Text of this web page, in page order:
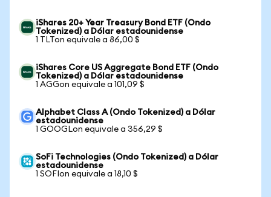
iShares 20+ Year Treasury Bond ETF (Ondo
Tokenized) a Dólar estadounidense
1 TLTon equivale a 86,00 $
iShares Core US Aggregate Bond ETF (Ondo
Tokenized) a Dólar estadounidense
1 AGGon equivale a 101,09 $
Alphabet Class A (Ondo Tokenized) a Dólar
estadounidense
1 GOOGLon equivale a 356,29 $
SoFi Technologies (Ondo Tokenized) a Dólar
estadounidense
1 SOFIon equivale a 18,10 $